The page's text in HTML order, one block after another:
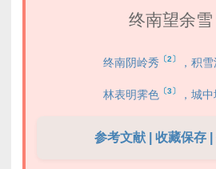
终南望余雪
终南阴岭秀 〔2〕 ，积
林表明霁色 〔3〕 ，城
参考文献 | 收藏保存 |